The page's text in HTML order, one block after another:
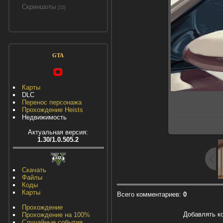
Скриншоты [32]
GTA
Карты
DLC
Перенос персонажа
Прохождение Heists
Недвижимость
Актуальная версия:
1.30/1.0.505.2
Скачать
Файлы
Коды
Карты
Прохождение
Прохождение на 100%
Всего комментариев: 0
Добавлять